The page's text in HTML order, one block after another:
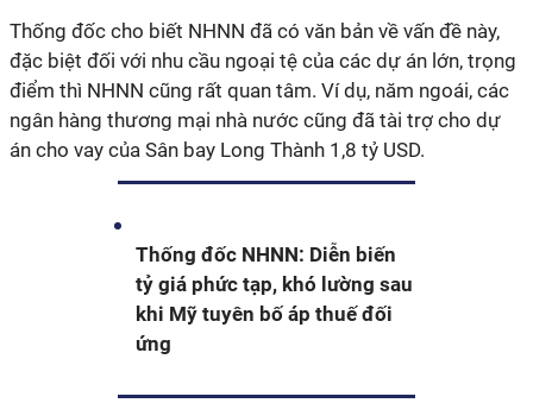
Thống đốc cho biết NHNN đã có văn bản về vấn đề này,
đặc biệt đối với nhu cầu ngoại tệ của các dự án lớn, trọng
điểm thì NHNN cũng rất quan tâm. Ví dụ, năm ngoái, các
ngân hàng thương mại nhà nước cũng đã tài trợ cho dự
án cho vay của Sân bay Long Thành 1,8 tỷ USD.
Thống đốc NHNN: Diễn biến
tỷ giá phức tạp, khó lường sau
khi Mỹ tuyên bố áp thuế đối
ứng